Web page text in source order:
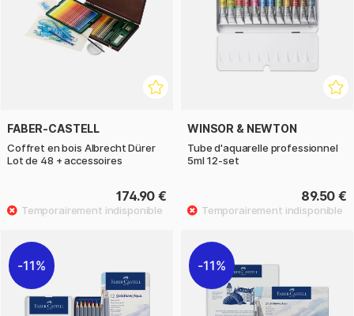
FABER-CASTELL
Coffret en bois Albrecht Dürer
Lot de 48 + accessoires
174.90 €
WINSOR & NEWTON
Tube d'aquarelle professionnel
5ml 12-set
89.50 €
11% 11%